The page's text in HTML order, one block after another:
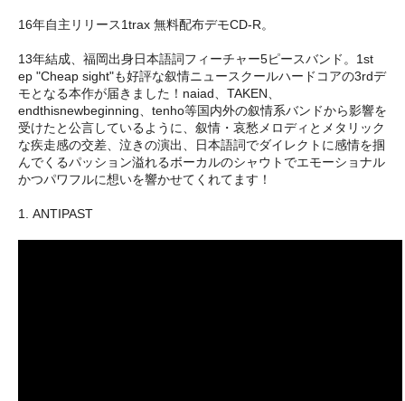
16年自主リリース1trax 無料配布デモCD-R。
13年結成、福岡出身日本語詞フィーチャー5ピースバンド。1st
ep "Cheap sight"も好評な叙情ニュースクールハードコアの3rdデ
モとなる本作が届きました！naiad、TAKEN、
endthisnewbeginning、tenho等国内外の叙情系バンドから影響を
受けたと公言しているように、叙情・哀愁メロディとメタリック
な疾走感の交差、泣きの演出、日本語詞でダイレクトに感情を掴
んでくるパッション溢れるボーカルのシャウトでエモーショナル
かつパワフルに想いを響かせてくれてます！
1. ANTIPAST